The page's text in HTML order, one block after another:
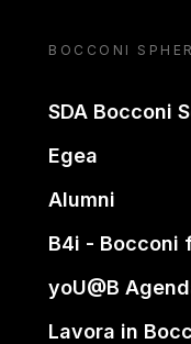
BOCCONI
SDA Bocconi
Egea
Alumni
B4i - Bocconi
yoU@B
Lavora in